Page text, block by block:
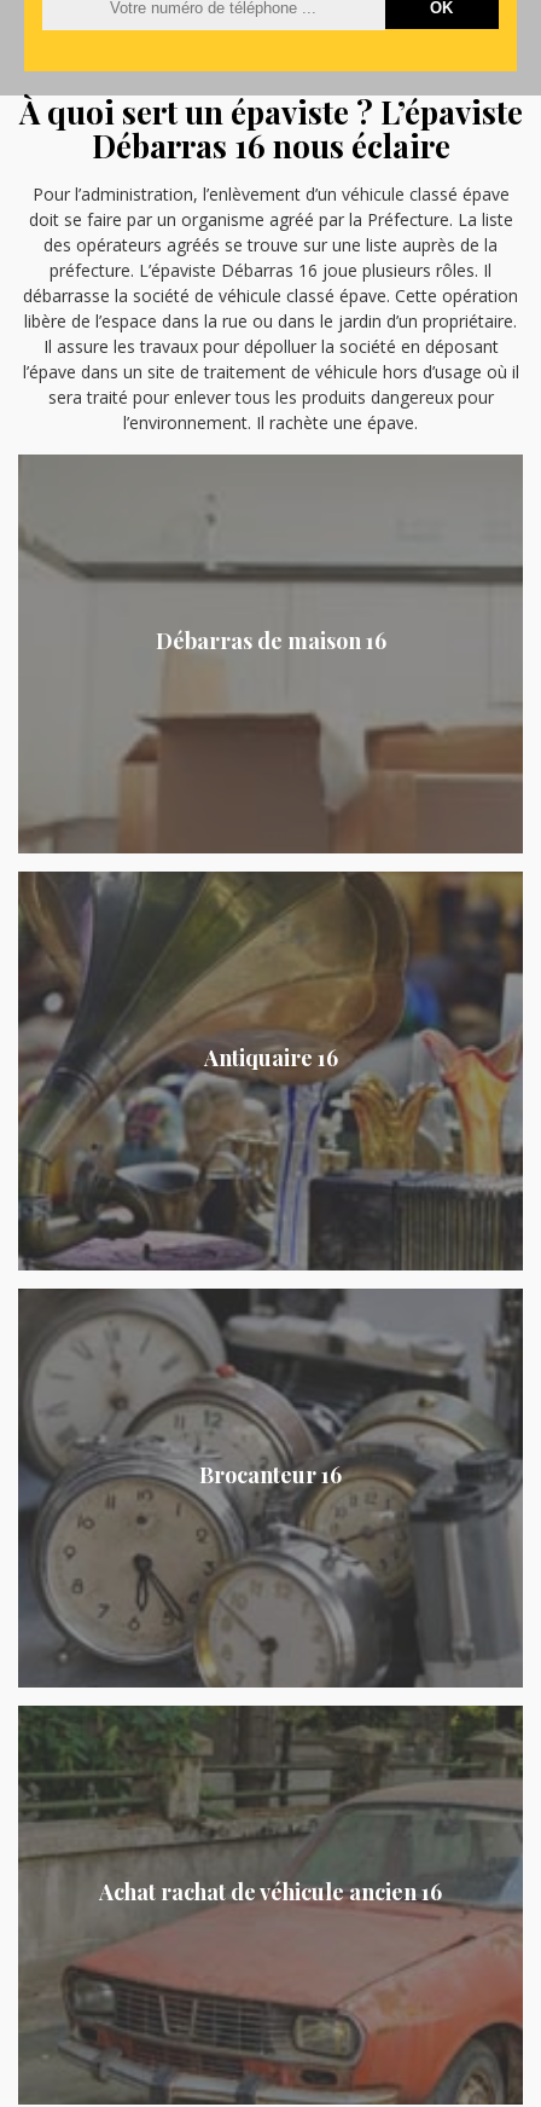
À quoi sert un épaviste ? L’épaviste
Débarras 16 nous éclaire
Pour l’administration, l’enlèvement d’un véhicule classé épave
doit se faire par un organisme agréé par la Préfecture. La liste
des opérateurs agréés se trouve sur une liste auprès de la
préfecture. L’épaviste Débarras 16 joue plusieurs rôles. Il
débarrasse la société de véhicule classé épave. Cette opération
libère de l’espace dans la rue ou dans le jardin d’un propriétaire.
Il assure les travaux pour dépolluer la société en déposant
l’épave dans un site de traitement de véhicule hors d’usage où il
sera traité pour enlever tous les produits dangereux pour
l’environnement. Il rachète une épave.
Débarras de maison 16
Antiquaire 16
Brocanteur 16
Achat rachat de véhicule ancien 16